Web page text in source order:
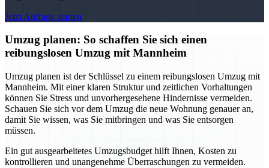
Jetzt Anfrage starten
Umzug planen: So schaffen Sie sich einen
reibungslosen Umzug mit Mannheim
Umzug planen ist der Schlüssel zu einem reibungslosen Umzug mit
Mannheim. Mit einer klaren Struktur und zeitlichen Vorhaltungen
können Sie Stress und unvorhergesehene Hindernisse vermeiden.
Schauen Sie sich vor dem Umzug die neue Wohnung genauer an,
damit Sie wissen, was Sie mitbringen und was Sie entsorgen
müssen.
Ein gut ausgearbeitetes Umzugsbudget hilft Ihnen, Kosten zu
kontrollieren und unangenehme Überraschungen zu vermeiden.